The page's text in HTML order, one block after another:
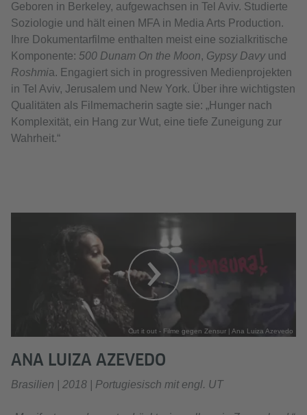
Geboren in Berkeley, aufgewachsen in Tel Aviv. Studierte
Soziologie und hält einen MFA in Media Arts Production.
Ihre Dokumentarfilme enthalten meist eine sozialkritische
Komponente: 500 Dunam On the Moon, Gypsy Davyund
Roshmia. Engagiert sich in progressiven Medienprojekten
in Tel Aviv, Jerusalem und New York. Über ihre wichtigsten
Qualitäten als Filmemacherin sagte sie: „Hunger nach
Komplexität, ein Hang zur Wut, eine tiefe Zuneigung zur
Wahrheit.“
Cut it out - Filme gegen Zensur | Ana Luiza Azevedo
ANA LUIZA AZEVEDO
Brasilien | 2018 | Portugiesisch mit engl. UT